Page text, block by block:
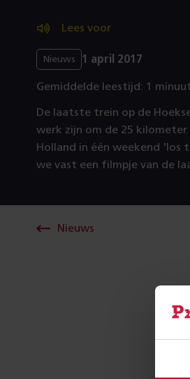
Lees voor
Nieuws 1 april 2017
Gemiddelde leestijd: 1
De laatste trein op de
werk zijn om de 25
Holland in één weekend
we vast een filmpje van de
Nieuws